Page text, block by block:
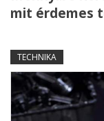
mit érdemes
TECHNIKA